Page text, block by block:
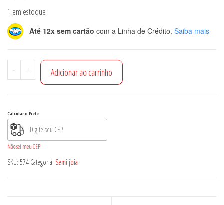
1 em estoque
Até 12x sem cartão com a Linha de Crédito. Saiba mais
-
Pingente
quantidade
+ Adicionar ao carrinho
Calcular o Frete
Não sei meu CEP
SKU: 574 Categoria: Semi joia